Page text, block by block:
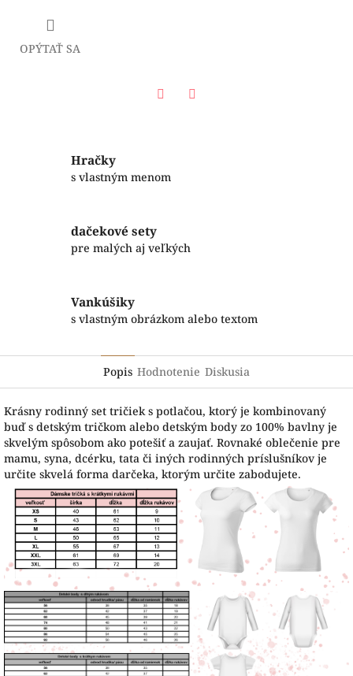
OPÝTAŤ SA
Hračky
s vlastným menom
dačekové sety
pre malých aj veľkých
Vankúšiky
s vlastným obrázkom alebo textom
Popis Hodnotenie Diskusia
Krásny rodinný set tričiek s potlačou, ktorý je kombinovaný
buď s detským tričkom alebo detským body zo 100% bavlny je
skvelým spôsobom ako potešiť a zaujať. Rovnaké oblečenie pre
mamu, syna, dcérku, tata či iných rodinných príslušníkov je
určite skvelá forma darčeka, ktorým určite zabodujete.